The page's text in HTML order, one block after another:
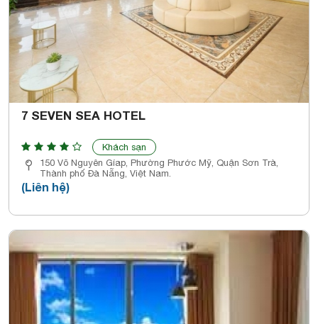
7 SEVEN SEA HOTEL
Khách sạn
150 Võ Nguyên Gíap, Phường Phước Mỹ, Quận Sơn Trà,
Thành phố Đà Nẵng, Việt Nam.
(Liên hệ)